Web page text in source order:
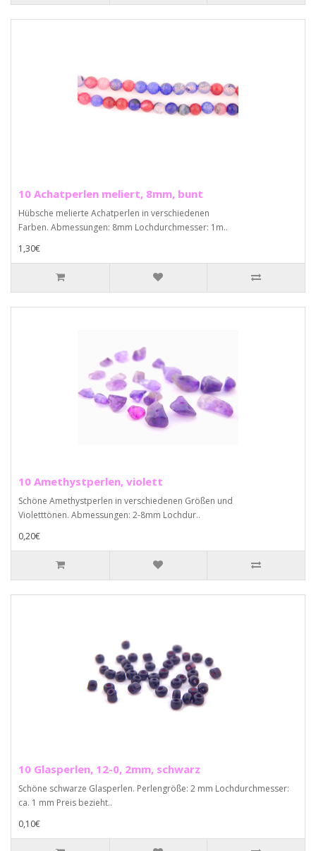
10 Achatperlen meliert, 8mm, bunt
Hübsche melierte Achatperlen in verschiedenen
Farben. Abmessungen: 8mm Lochdurchmesser: 1m..
1,30€
10 Amethystperlen, violett
Schöne Amethystperlen in verschiedenen Größen und
Violetttönen. Abmessungen: 2-8mm Lochdur..
0,20€
10 Glasperlen, 12-0, 2mm, schwarz
Schöne schwarze Glasperlen. Perlengröße: 2 mm Lochdurchmesser:
ca. 1 mm Preis bezieht..
0,10€